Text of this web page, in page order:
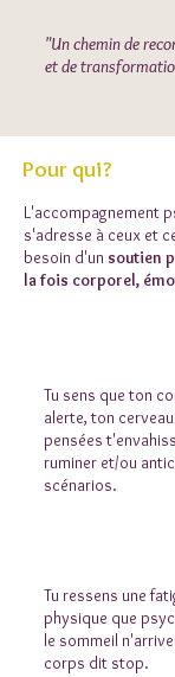
"Un chemin de
et de
Pour qui?
L'accompagnement
s'adresse à ceux et
besoin d'un soutien
la fois corporel,
Tu sens que ton
alerte, ton
pensées
ruminer et/ou
scénarios.
Tu ressens une
physique que
le sommeil
corps dit stop.